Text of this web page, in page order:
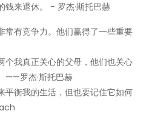
钱来退休。 - 罗杰·斯托巴赫
常有竞争力。他们赢得了一些重要
个我真正关心的父母，他们也关心
——罗杰·斯托巴赫
平衡我的生活，但也要记住它如何